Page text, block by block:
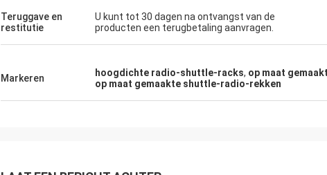
Teruggave en
restitutie
U kunt tot 30 dagen na ontvangst van de
producten een terugbetaling aanvragen.
Markeren hoogdichte radio-shuttle-racks, op maat
op maat gemaakte shuttle-radio-rekken